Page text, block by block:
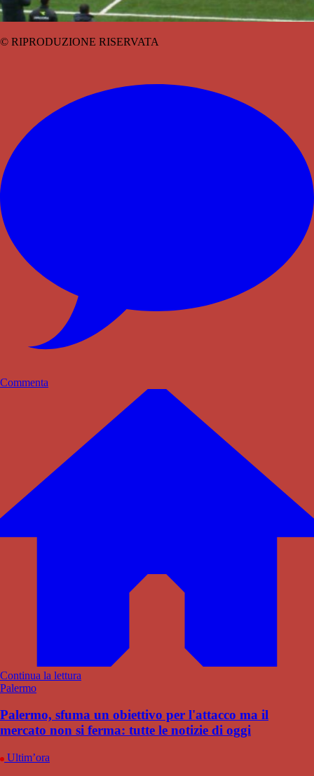
© RIPRODUZIONE RISERVATA
Commenta
Continua la lettura
Palermo
Palermo, sfuma un obiettivo per l'attacco ma il
mercato non si ferma: tutte le notizie di oggi
Ultim’ora